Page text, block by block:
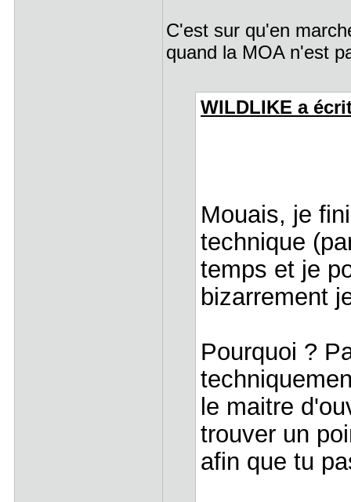
C'est sur qu'en
quand la MOA n'est
WILDLIKE a
Mouais, je
technique
temps et je
bizarrement
Pourquoi ?
le maitre
trouver un
afin que tu